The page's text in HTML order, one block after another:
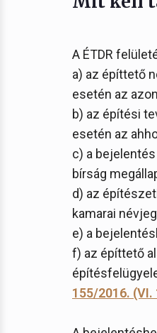
A ÉTDR
a) az építtető
esetén az
b) az építési
esetén az
c) a
bírság
d) az
kamarai
e) a
f) az építtető
155/2016. (VI.